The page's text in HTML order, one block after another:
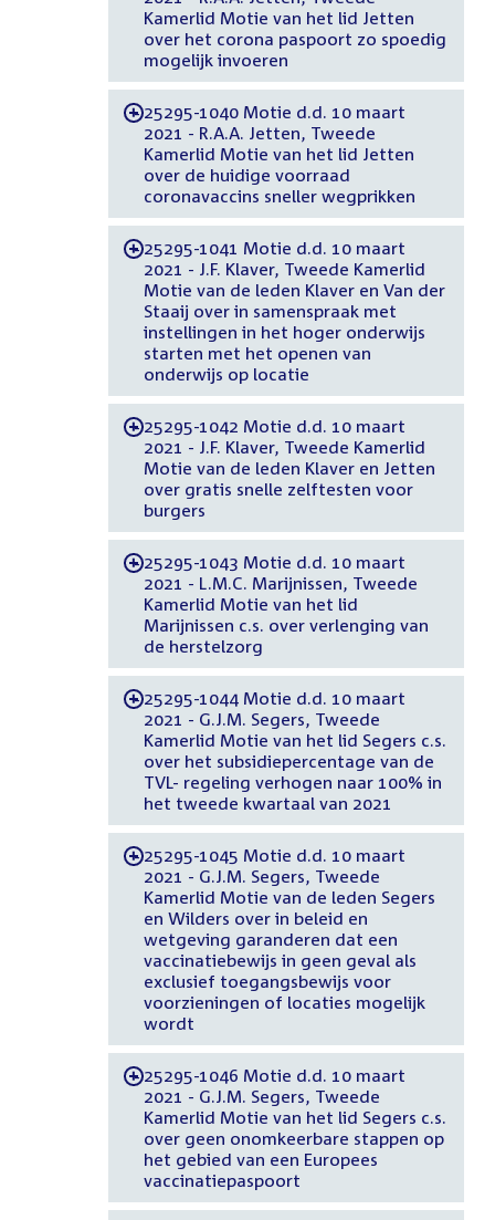
Kamerlid Motie van het lid Jetten
over het corona paspoort zo spoedig
mogelijk invoeren
-25295-1040 Motie d.d. 10 maart
2021 - R.A.A. Jetten, Tweede
Kamerlid Motie van het lid Jetten
over de huidige voorraad
coronavaccins sneller wegprikken
-25295-1041 Motie d.d. 10 maart
2021 - J.F. Klaver, Tweede Kamerlid
Motie van de leden Klaver en Van der
Staaij over in samenspraak met
instellingen in het hoger onderwijs
starten met het openen van
onderwijs op locatie
-25295-1042 Motie d.d. 10 maart
2021 - J.F. Klaver, Tweede Kamerlid
Motie van de leden Klaver en Jetten
over gratis snelle zelftesten voor
burgers
-25295-1043 Motie d.d. 10 maart
2021 - L.M.C. Marijnissen, Tweede
Kamerlid Motie van het lid
Marijnissen c.s. over verlenging van
de herstelzorg
-25295-1044 Motie d.d. 10 maart
2021 - G.J.M. Segers, Tweede
Kamerlid Motie van het lid Segers c.s.
over het subsidiepercentage van de
TVL- regeling verhogen naar 100% in
het tweede kwartaal van 2021
-25295-1045 Motie d.d. 10 maart
2021 - G.J.M. Segers, Tweede
Kamerlid Motie van de leden Segers
en Wilders over in beleid en
wetgeving garanderen dat een
vaccinatiebewijs in geen geval als
exclusief toegangsbewijs voor
voorzieningen of locaties mogelijk
wordt
-25295-1046 Motie d.d. 10 maart
2021 - G.J.M. Segers, Tweede
Kamerlid Motie van het lid Segers c.s.
over geen onomkeerbare stappen op
het gebied van een Europees
vaccinatiepaspoort